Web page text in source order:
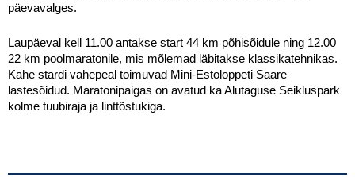
päevavalges.
Laupäeval kell 11.00 antakse start 44 km põhisõidule ning 12.00
22 km poolmaratonile, mis mõlemad läbitakse klassikatehnikas.
Kahe stardi vahepeal toimuvad Mini-Estoloppeti Saare
lastesõidud. Maratonipaigas on avatud ka Alutaguse Seikluspark
kolme tuubiraja ja linttõstukiga.